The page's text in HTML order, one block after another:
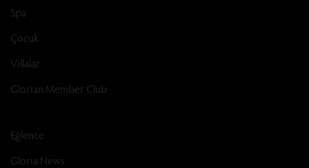
Spa
Çocuk
Villalar
Glorian Member Club
Eğlence
Gloria News